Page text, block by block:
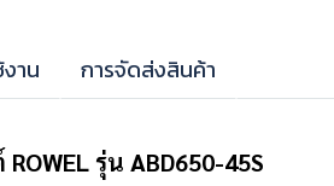
าน การจัดส่งสินค้า
รุ่น ABD650-45S